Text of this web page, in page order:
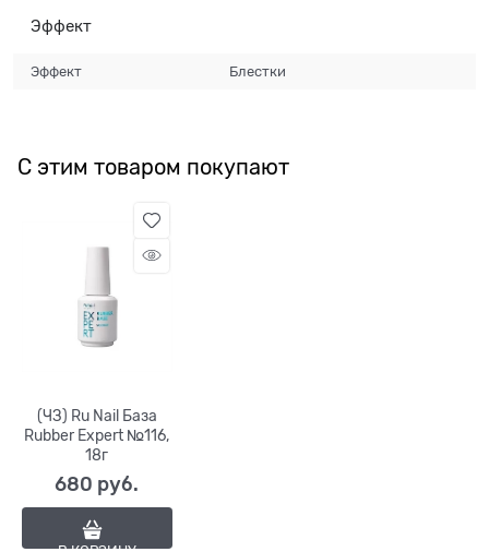
Эффект
Эффект Блестки
С этим товаром покупают
(ЧЗ) Ru Nail База
Rubber Expert №116,
18г
680 руб.